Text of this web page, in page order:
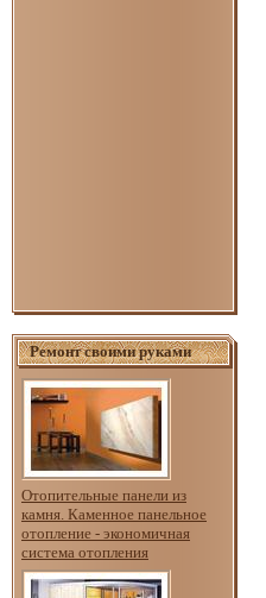
Ремонт своими руками
Отопительные панели из
камня. Каменное панельное
отопление - экономичная
система отопления